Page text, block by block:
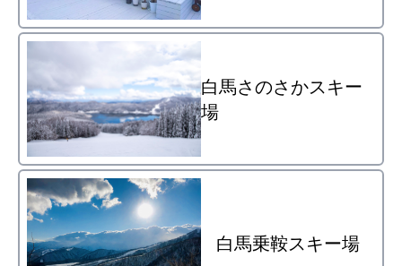
白馬さのさかスキー
場
白馬乗鞍スキー場